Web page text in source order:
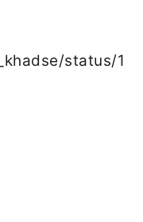
status/1